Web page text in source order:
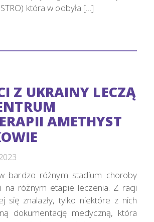
która w odbyła […]
Z UKRAINY LECZĄ
AMETHYST
bardzo różnym stadium choroby
na różnym etapie leczenia. Z racji
się znalazły, tylko niektóre z nich
dokumentację medyczną, która